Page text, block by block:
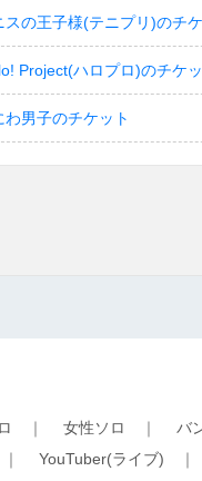
スの王子様(テニプリ)のチ
Project(ハロプロ)のチケ
わ男子のチケット
｜ 女性ソロ ｜ バ
YouTuber(ライブ)